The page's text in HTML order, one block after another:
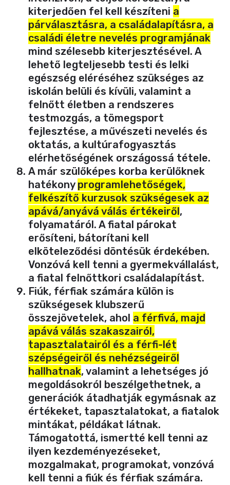
kiterjedően fel kell készíteni a
párválasztásra, a családalapításra, a
családi életre nevelés programjának
mind szélesebb kiterjesztésével. A
lehető legteljesebb testi és lelki
egészség eléréséhez szükséges az
iskolán belüli és kívüli, valamint a
felnőtt életben a rendszeres
testmozgás, a tömegsport
fejlesztése, a művészeti nevelés és
oktatás, a kultúrafogyasztás
elérhetőségének országossá tétele.
A már szülőképes korba kerülőknek
hatékony programlehetőségek,
felkészítő kurzusok szükségesek az
apává/anyává válás értékeiről,
folyamatáról. A fiatal párokat
erősíteni, bátorítani kell
elköteleződési döntésük érdekében.
Vonzóvá kell tenni a gyermekvállalást,
a fiatal felnőttkori családalapítást.
Fiúk, férfiak számára külön is
szükségesek klubszerű
összejövetelek, ahol a férfivá, majd
apává válás szakaszairól,
tapasztalatairól és a férfi-lét
szépségeiről és nehézségeiről
hallhatnak, valamint a lehetséges jó
megoldásokról beszélgethetnek, a
generációk átadhatják egymásnak az
értékeket, tapasztalatokat, a fiatalok
mintákat, példákat látnak.
Támogatottá, ismertté kell tenni az
ilyen kezdeményezéseket,
mozgalmakat, programokat, vonzóvá
kell tenni a fiúk és férfiak számára.